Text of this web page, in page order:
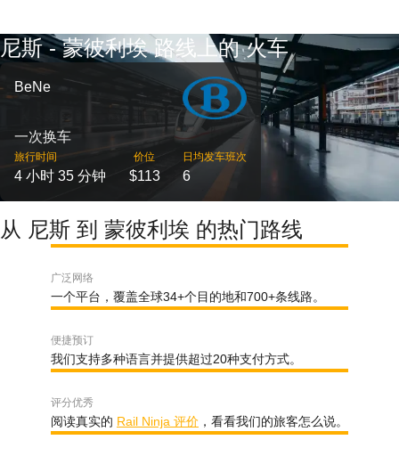
尼斯 - 蒙彼利埃 路线上的 火车
BeNe
一次换车
旅行时间
4 小时 35 分钟
价位
$113
日均发车班次
6
从 尼斯 到 蒙彼利埃 的热门路线
广泛网络
一个平台，覆盖全球34+个目的地和700+条线路。
便捷预订
我们支持多种语言并提供超过20种支付方式。
评分优秀
阅读真实的 Rail Ninja 评价 ，看看我们的旅客怎么说。